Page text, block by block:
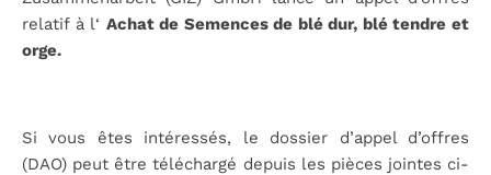
relatif à l‘ Achat de Semences de blé dur, blé tendre et
orge.
Si vous êtes intéressés, le dossier d’appel d’offres
(DAO) peut être téléchargé depuis les pièces jointes ci-